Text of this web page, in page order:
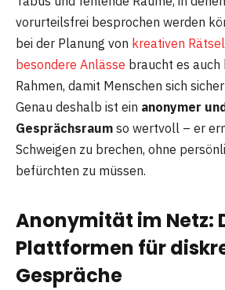
vorurteilsfrei besprochen werden
bei der Planung von kreativen
besondere Anlässe braucht es auch
Rahmen, damit Menschen sich
Genau deshalb ist ein anonymer
Gesprächsraum so wertvoll – er
Schweigen zu brechen, ohne
befürchten zu müssen.
Anonymität im Netz:
Plattformen für
Gespräche